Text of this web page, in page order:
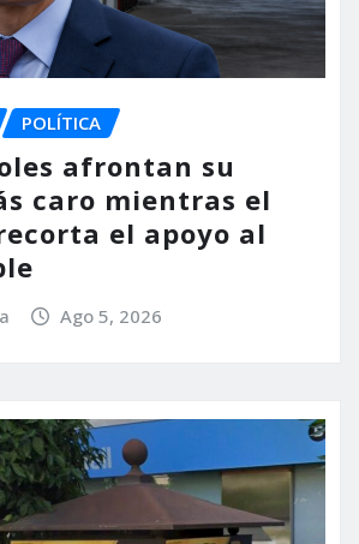
POLÍTICA
afrontan su
caro mientras el
el apoyo al
Ago 5, 2026